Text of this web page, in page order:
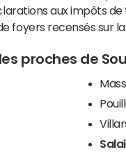
aux impôts de
foyers recensés sur
proches de